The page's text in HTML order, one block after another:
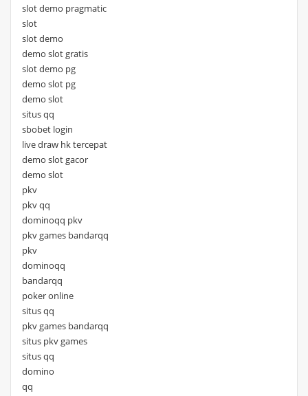
slot demo pragmatic
slot
slot demo
demo slot gratis
slot demo pg
demo slot pg
demo slot
situs qq
sbobet login
live draw hk tercepat
demo slot gacor
demo slot
pkv
pkv qq
dominoqq pkv
pkv games bandarqq
pkv
dominoqq
bandarqq
poker online
situs qq
pkv games bandarqq
situs pkv games
situs qq
domino
qq